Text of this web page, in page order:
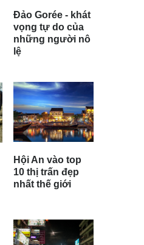
Đảo Gorée - khát
vọng tự do của
những người nô
lệ
Hội An vào top
10 thị trấn đẹp
nhất thế giới